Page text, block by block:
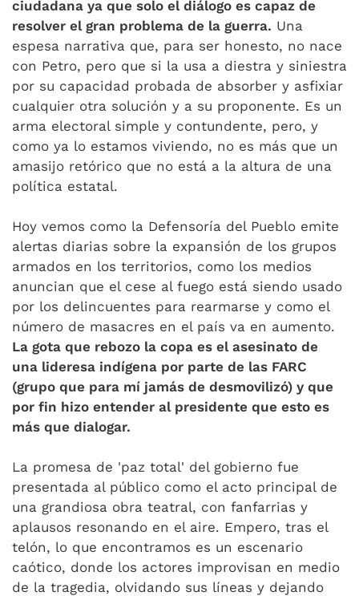
ciudadana ya que solo el diálogo es capaz de
resolver el gran problema de la guerra. Una
espesa narrativa que, para ser honesto, no nace
con Petro, pero que si la usa a diestra y siniestra
por su capacidad probada de absorber y asfixiar
cualquier otra solución y a su proponente. Es un
arma electoral simple y contundente, pero, y
como ya lo estamos viviendo, no es más que un
amasijo retórico que no está a la altura de una
política estatal.
Hoy vemos como la Defensoría del Pueblo emite
alertas diarias sobre la expansión de los grupos
armados en los territorios, como los medios
anuncian que el cese al fuego está siendo usado
por los delincuentes para rearmarse y como el
número de masacres en el país va en aumento.
La gota que rebozo la copa es el asesinato de
una lideresa indígena por parte de las FARC
(grupo que para mí jamás de desmovilizó) y que
por fin hizo entender al presidente que esto es
más que dialogar.
La promesa de 'paz total' del gobierno fue
presentada al público como el acto principal de
una grandiosa obra teatral, con fanfarrias y
aplausos resonando en el aire. Empero, tras el
telón, lo que encontramos es un escenario
caótico, donde los actores improvisan en medio
de la tragedia, olvidando sus líneas y dejando